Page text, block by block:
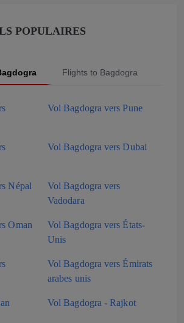
POPULAIRES
Flights to Bagdogra
Vol Bagdogra vers Pune
Vol Bagdogra vers Dubai
Népal
Vol Bagdogra vers
Vadodara
Oman
Vol Bagdogra vers États-
Unis
Vol Bagdogra vers Émirats
arabes unis
Vol Bagdogra - Rajkot